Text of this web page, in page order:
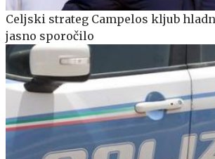
Celjski strateg Campelos kljub
jasno sporočilo